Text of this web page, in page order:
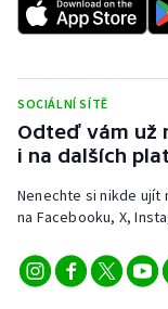
Sportovní
Veslování
Vodní slalom
Volejbal
SOCIÁLNÍ SÍTĚ
Odteď vám už
i na dalších
Nenechte si nikde ujít
na Facebooku, X,